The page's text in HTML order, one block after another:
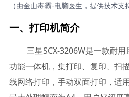
（由金山毒霸-电脑医生，提供技术支
一、打印机简介
三星SCX-3206W是一款耐
功能一体机，集打印、复印、扫
线网络打印，手动双面打印，适